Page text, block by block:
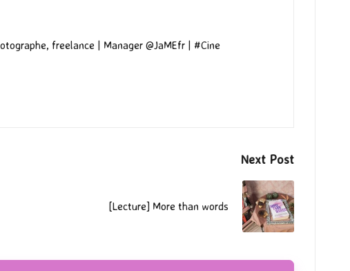
freelance | Manager @JaMEfr | #Cine
Next Post
[Lecture] More than words